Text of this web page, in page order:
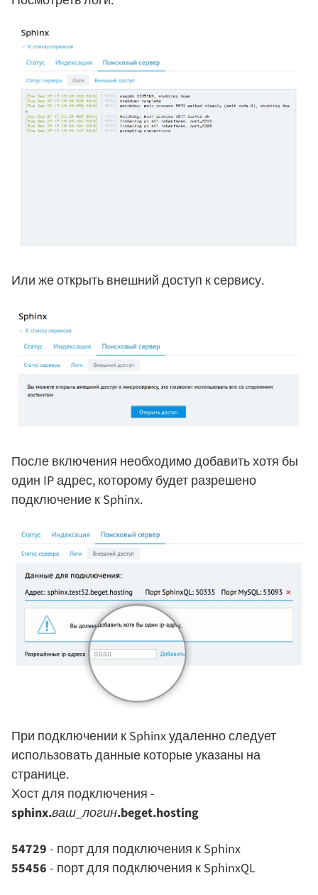
Или же открыть внешний доступ к сервису.
После включения необходимо добавить хотя бы
один IP адрес, которому будет разрешено
подключение к Sphinx.
При подключении к Sphinx удаленно следует
использовать данные которые указаны на
странице.
Хост для подключения -
sphinx.ваш_логин.beget.hosting
54729 - порт для подключения к Sphinx
55456 - порт для подключения к SphinxQL